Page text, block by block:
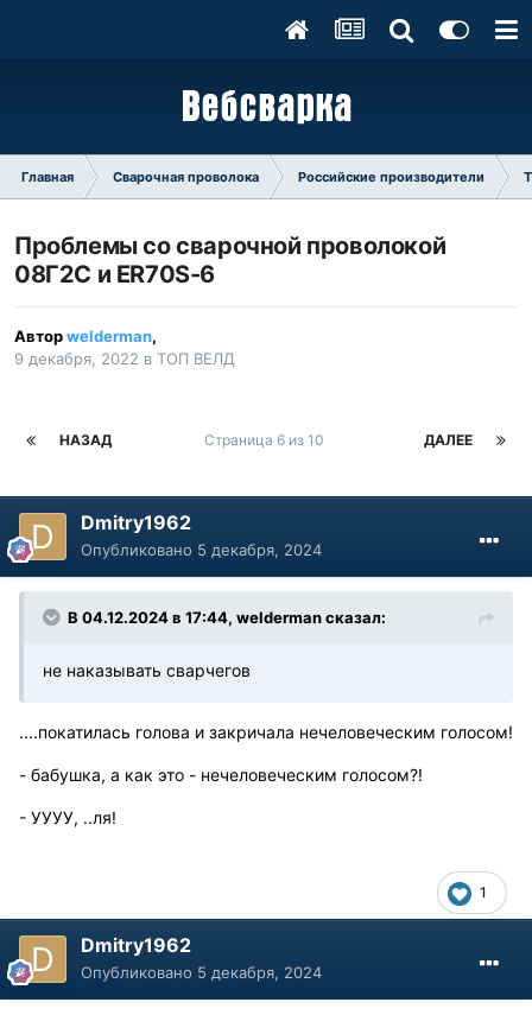
Главная Сварочная проволока Российские производители
Проблемы со сварочной проволокой
08Г2С и ER70S-6
Авторwelderman,
9 декабря, 2022 в ТОП ВЕЛД
НАЗАД ДАЛЕЕ
Страница 6 из 10
Dmitry1962
Опубликовано 5 декабря, 2024
В 04.12.2024 в 17:44, weldermanсказал:
не наказывать сварчегов
....покатилась голова и закричала нечеловеческим голосом!
- бабушка, а как это - нечеловеческим голосом?!
- УУУУ, ..ля!
1
Dmitry1962
Опубликовано 5 декабря, 2024